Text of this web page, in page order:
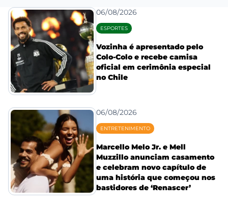
06/08/2026
ESPORTES
Vozinha é apresentado pelo
Colo-Colo e recebe camisa
oficial em cerimônia especial
no Chile
06/08/2026
ENTRETENIMENTO
Marcello Melo Jr. e Mell
Muzzillo anunciam casamento
e celebram novo capítulo de
uma história que começou nos
bastidores de ‘Renascer’